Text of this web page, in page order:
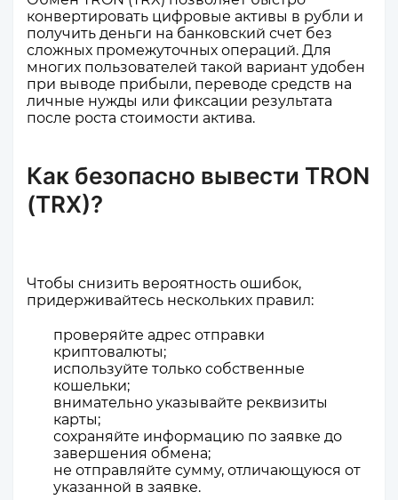
конвертировать цифровые активы в рубли и
получить деньги на банковский счет без
сложных промежуточных операций. Для
многих пользователей такой вариант удобен
при выводе прибыли, переводе средств на
личные нужды или фиксации результата
после роста стоимости актива.
Как безопасно вывести TRON
(TRX)?
Чтобы снизить вероятность ошибок,
придерживайтесь нескольких правил:
проверяйте адрес отправки
криптовалюты;
используйте только собственные
кошельки;
внимательно указывайте реквизиты
карты;
сохраняйте информацию по заявке до
завершения обмена;
не отправляйте сумму, отличающуюся от
указанной в заявке.